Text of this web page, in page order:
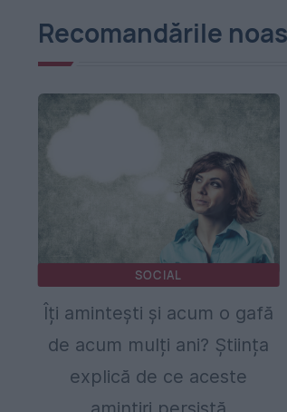
Recomandările
SOCIAL
Îți amintești și acum o gafă
de acum mulți ani? Știința
explică de ce aceste